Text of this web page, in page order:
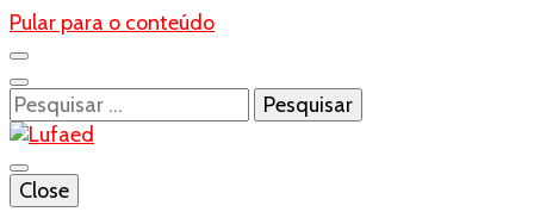
Pular para o conteúdo
Pesquisar
por:
Blog- Lufaed
Close